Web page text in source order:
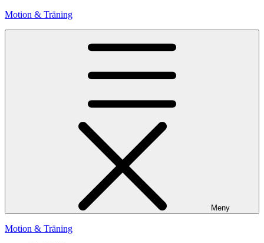
Hoppa
Motion & Träning
Meny
Motion & Träning